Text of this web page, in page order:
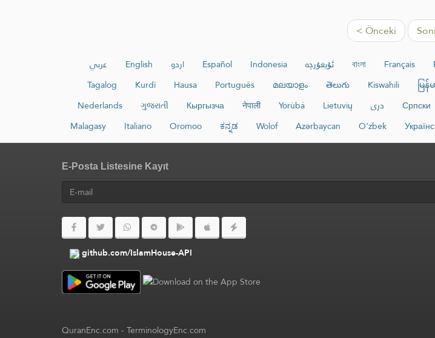
< Önceki
عربي English اردو Español Indonesia ئۇيغۇرچە বাংলা Français
Tagalog
Kurdî Hausa Português മലയാളം తెలుగు Kiswahili မြန်
Nederlands
ગુજરાતી Кыргызча नेपाली Yorùbá Lietuvių دری Српски
Malagasy
Italiano Oromoo ಕನ್ನಡ Wolof Azərbaycan O‘zbek
E-Posta Listesine Kayıt
github.com/IslamHouse-API
QuranEnc.com-TerminologyEnc.com